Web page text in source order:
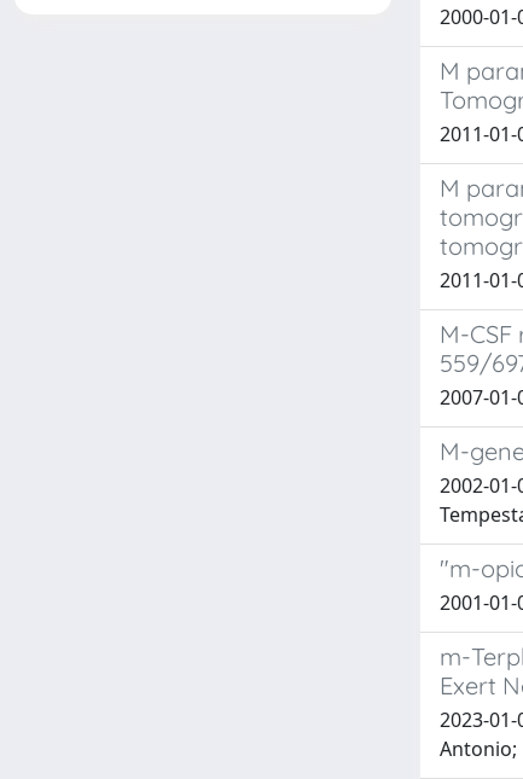
2000-
M
2011-
M
2011-
M-
559/
2007-01-
M-
2002-
"m-
2001-
m-
Exert
2023-
Antonio;